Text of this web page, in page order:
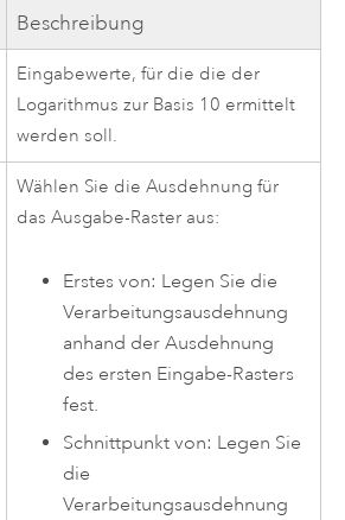
Beschreibung
Eingabewerte, für die die der
Logarithmus zur Basis 10 ermittelt
werden soll.
Wählen Sie die Ausdehnung für
das Ausgabe-Raster aus:
Erstes von: Legen Sie die
Verarbeitungsausdehnung
anhand der Ausdehnung
des ersten Eingabe-Rasters
fest.
Schnittpunkt von: Legen Sie
die
Verarbeitungsausdehnung